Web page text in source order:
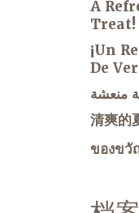
A
Treat!
¡Un
De
清爽的
ของขวั